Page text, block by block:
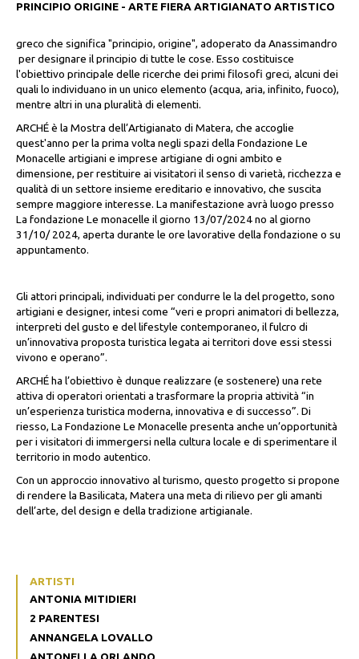
PRINCIPIO ORIGINE - ARTE FIERA ARTIGIANATO ARTISTICO
greco che significa "principio, origine", adoperato da Anassimandro
per designare il principio di tutte le cose. Esso costituisce
l'obiettivo principale delle ricerche dei primi filosofi greci, alcuni dei
quali lo individuano in un unico elemento (acqua, aria, infinito, fuoco),
mentre altri in una pluralità di elementi.
ARCHÉ è la Mostra dell’Artigianato di Matera, che accoglie
quest'anno per la prima volta negli spazi della Fondazione Le
Monacelle artigiani e imprese artigiane di ogni ambito e
dimensione, per restituire ai visitatori il senso di varietà, ricchezza e
qualità di un settore insieme ereditario e innovativo, che suscita
sempre maggiore interesse.La manifestazione avrà luogo presso
La fondazione Le monacelle il giorno 13/07/2024 no al giorno
31/10/ 2024, aperta durante le ore lavorative della fondazione o su
appuntamento.
Gli attori principali, individuati per condurre le la del progetto, sono
artigiani e designer, intesi come “veri e propri animatori di bellezza,
interpreti del gusto e del lifestyle contemporaneo, il fulcro di
un’innovativa proposta turistica legata ai territori dove essi stessi
vivono e operano”.
ARCHÉha l’obiettivo è dunque realizzare (e sostenere) una rete
attiva di operatori orientati a trasformare la propria attività “in
un’esperienza turistica moderna, innovativa e di successo”. Di
riesso, La Fondazione Le Monacelle presenta anche un’opportunità
per i visitatori di immergersi nella cultura locale e di sperimentare il
territorio in modo autentico.
Con un approccio innovativo al turismo, questo progetto si propone
di rendere la Basilicata, Matera una meta di rilievo per gli amanti
dell’arte, del design e della tradizione artigianale.
ARTISTI
ANTONIA MITIDIERI
2 PARENTESI
ANNANGELA LOVALLO
ANTONELLA ORLANDO